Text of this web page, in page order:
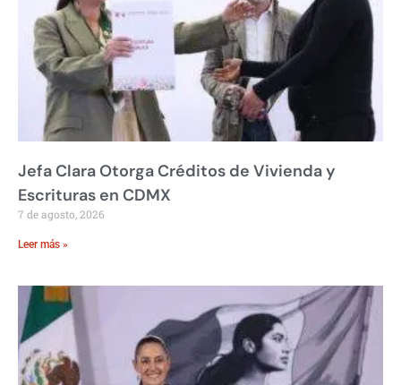
Jefa Clara Otorga Créditos de Vivienda y
Escrituras en CDMX
7 de agosto, 2026
Leer más »